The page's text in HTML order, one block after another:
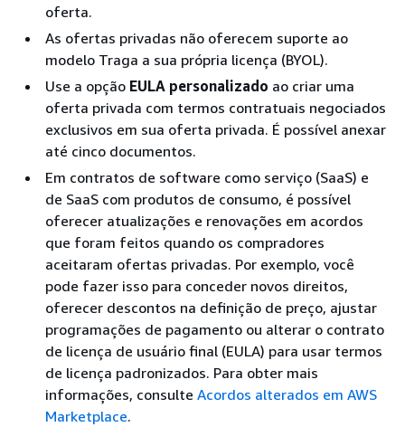
oferta.
As ofertas privadas não oferecem suporte ao
modelo Traga a sua própria licença (BYOL).
Use a opção EULA personalizado ao criar uma
oferta privada com termos contratuais negociados
exclusivos em sua oferta privada. É possível anexar
até cinco documentos.
Em contratos de software como serviço (SaaS) e
de SaaS com produtos de consumo, é possível
oferecer atualizações e renovações em acordos
que foram feitos quando os compradores
aceitaram ofertas privadas. Por exemplo, você
pode fazer isso para conceder novos direitos,
oferecer descontos na definição de preço, ajustar
programações de pagamento ou alterar o contrato
de licença de usuário final (EULA) para usar termos
de licença padronizados. Para obter mais
informações, consulte Acordos alterados em AWS
Marketplace.